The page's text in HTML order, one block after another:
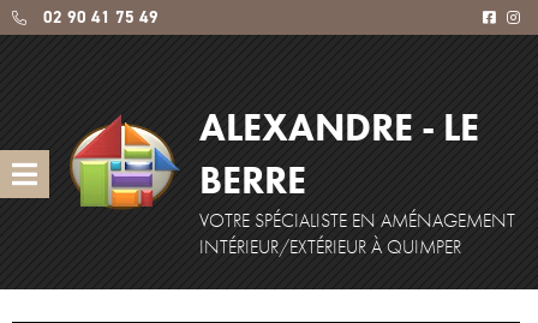
02 90 41 75 49
ALEXANDRE - LE
BERRE
VOTRE SPÉCIALISTE EN AMÉNAGEMENT
INTÉRIEUR/EXTÉRIEUR À QUIMPER